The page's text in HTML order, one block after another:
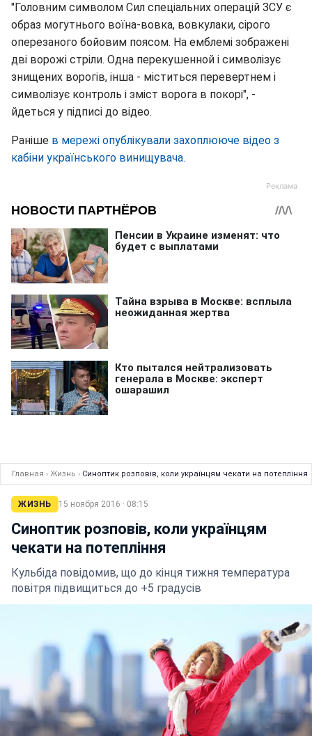
"Головним символом Сил спеціальних операцій ЗСУ є
образ могутнього воїна-вовка, вовкулаки, сірого
оперезаного бойовим поясом. На емблемі зображені
дві ворожі стріли. Одна перекушенной і символізує
знищених ворогів, інша - міститься перевертнем і
символізує контроль і зміст ворога в покорі", -
йдеться у підписі до відео.
Раніше в мережі опублікували захоплююче відео з
кабіни українського винищувача.
Главная › Жизнь › Синоптик розповів, коли українцям чекати на потепління
ЖИЗНЬ 15 ноября 2016 · 08:15
Синоптик розповів, коли українцям
чекати на потепління
Кульбіда повідомив, що до кінця тижня температура
повітря підвищиться до +5 градусів